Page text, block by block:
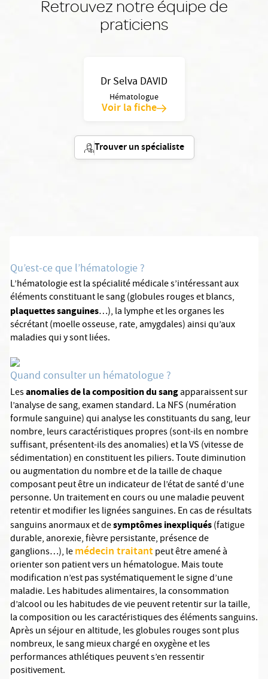
Retrouvez notre équipe de
praticiens
Dr Selva DAVID
Hématologue
Voir la fiche
Trouver un spécialiste
Qu’est-ce que l’hématologie ?
L’hématologie est la spécialité médicale s’intéressant aux
éléments constituant le sang (globules rouges et blancs,
plaquettes sanguines…), la lymphe et les organes les
sécrétant (moelle osseuse, rate, amygdales) ainsi qu’aux
maladies qui y sont liées.
Quand consulter un hématologue ?
Lesanomalies de la composition du sangapparaissent sur
l’analyse de sang, examen standard. La NFS (numération
formule sanguine) qui analyse les constituants du sang, leur
nombre, leurs caractéristiques propres (sont-ils en nombre
suffisant, présentent-ils des anomalies) et la VS (vitesse de
sédimentation) en constituent les piliers. Toute diminution
ou augmentation du nombre et de la taille de chaque
composant peut être un indicateur de l’état de santé d’une
personne. Un traitement en cours ou une maladie peuvent
retentir et modifier les lignées sanguines. En cas de résultats
sanguins anormaux et desymptômes inexpliqués(fatigue
durable, anorexie, fièvre persistante, présence de
ganglions…), lemédecin traitantpeut être amené à
orienter son patient vers un hématologue. Mais toute
modification n’est pas systématiquement le signe d’une
maladie. Les habitudes alimentaires, la consommation
d’alcool ou les habitudes de vie peuvent retentir sur la taille,
la composition ou les caractéristiques des éléments sanguins.
Après un séjour en altitude, les globules rouges sont plus
nombreux, le sang mieux chargé en oxygène et les
performances athlétiques peuvent s’en ressentir
positivement.